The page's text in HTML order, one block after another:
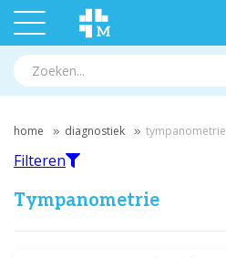
home diagnostiek tympanometrie
Filteren
Tympanometrie